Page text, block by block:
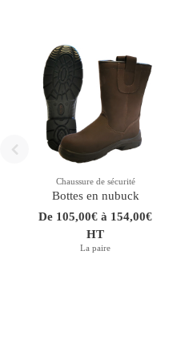
Chaussure de sécurité
Bottes en nubuck
De 105,00€ à 154,00€
HT
La paire